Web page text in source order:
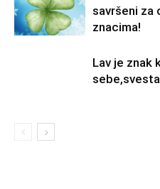
savršeni za
znacima!
Lav je znak